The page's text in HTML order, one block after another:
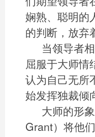
娴熟、聪明的
的判断，放弃
当领导者
屈服于大师情
认为自己无所
始发挥独裁倾
大师的形
Grant）将他